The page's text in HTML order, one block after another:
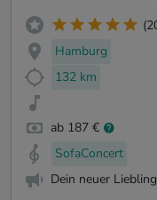
Hamburg
132 km
ab 187 €
SofaConcert
Dein neuer